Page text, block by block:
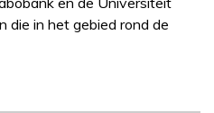
die in het gebied rond de